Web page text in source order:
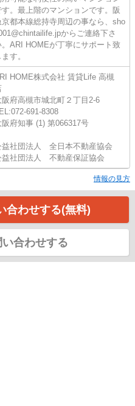
す。最上階のマンションです。阪
京都本線総持寺周辺の事なら、sho
からご連絡下さ
。ARI HOMEが丁寧にサポート致
ます。
HOME株式会社 賃貸Life 高槻
阪府高槻市城北町２丁目2-6
691-8308
阪府知事 (1) 第066317号
益社団法人 全日本不動産協会
益社団法人 不動産保証協会
情報の見方
合わせする(無料)
合わせする